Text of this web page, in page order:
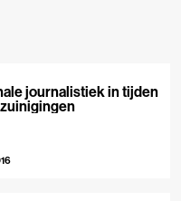
journalistiek in tijden